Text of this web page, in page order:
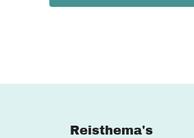
Reisthema's